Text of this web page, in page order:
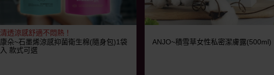
清透涼感舒適不悶熱！
康朵~石墨烯涼感抑菌衛生棉(隨身包)1袋
入 款式可選
ANJO~積雪草女性私密潔膚露(500ml)